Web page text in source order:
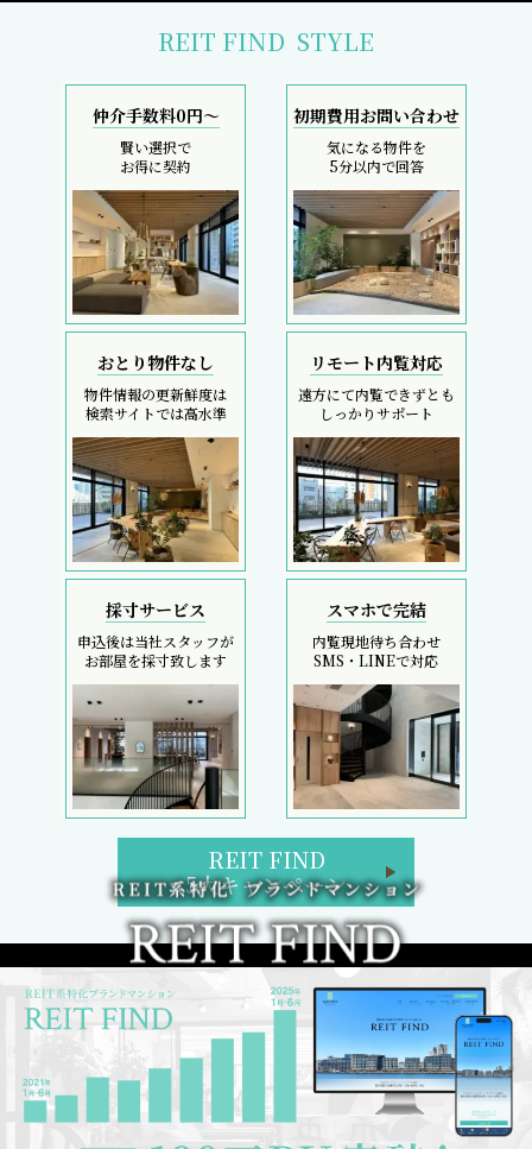
REIT FIND STYLE
仲介手数料0円～
賢い選択で
お得に契約
初期費用お問い合わせ
気になる物件を
5分以内で回答
おとり物件なし
物件情報の更新鮮度は
検索サイトでは高水準
リモート内覧対応
遠方にて内覧できずとも
しっかりサポート
採寸サービス
申込後は当社スタッフが
お部屋を採寸致します
スマホで完結
内覧現地待ち合わせ
SMS・LINEで対応
REIT FIND
5大キャンペーン